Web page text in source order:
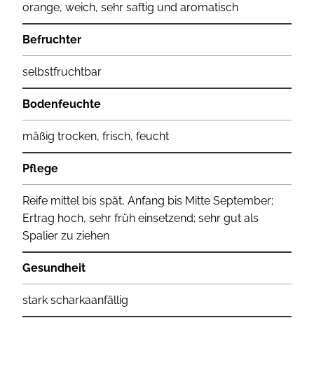
orange, weich, sehr saftig und aromatisch
Befruchter
selbstfruchtbar
Bodenfeuchte
mäßig trocken, frisch, feucht
Pflege
Reife mittel bis spät, Anfang bis Mitte September;
Ertrag hoch, sehr früh einsetzend; sehr gut als
Spalier zu ziehen
Gesundheit
stark scharkaanfällig